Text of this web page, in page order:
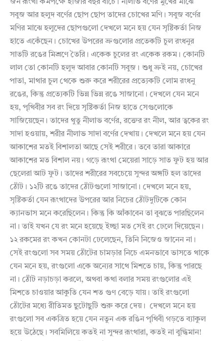
জন রূংথা কমপক্ষে হাজার বছর বাঁচে। নীলাভ বর্ণের মুখের মাঝে
সবুজ আর হলুদ বর্ণের ছোপ ছোপ তাদের চোখের মণি। সবুজ বর্ণের
মণির মাঝে হলুদের ছোপগুলো দেখলে মনে হয় যেন সৃষ্টিকর্তা নিজ
হাতে একেঁছেন। চোখের উপরের ভ্রুগুলোর প্রতেকটি চুল রংধনুর
সাতটি রঙের মিশ্রণে তৈরি। একেক চুলের রং একেক রকম। কোনটি
লাল তো কোনটি হলুদ আবার কোনটি সবুজ। শুধু ভ্রুই নয়, চোখের
পাতা, মাথার চুল থেকে শুরু করে শরীরের প্রত্যেকটি লোম রংধনু
রঙের, কিন্তু প্রত্যেকটি ভিন্ন ভিন্ন রঙে সাজানো। দেখলে যেন মনে
হয়, পৃথিবীর সব রং দিয়ে সৃষ্টিকর্তা নিজ হাতে সেগুলোকে
সাজিয়েছে্ন। তাদের থুতু নীলাভ বর্ণের, রক্তের রং নীল, আর ত্বকের রং
সাদা হওয়ায়, শরীর নীলাভ সাদা বর্ণের দেখায়। দেখলে মনে হয় যেন
আকাশের মতই বিশালতা আছে সেই শরীরে। তবে তারা আকারে
আকাশের মত বিশাল নয়। গড়ে রূংথা মেয়েরা সাড়ে সাত ফুট হয় আর
ছেলেরা আট ফুট। তাদের শরীরের সবচেয়ে সুন্দর অঙ্গটি হল তাদের
ঠোঁট। ১২টি রঙে তাদের ঠোঁটগুলো সাজানো। দেখলে মনে হয়,
সৃষ্টিকর্তা যেন রূংথাদের উপরের আর নিচের ঠোঁটদুটিকে কোন
ক্যানভাস মনে করেছিলেন। কিন্তু কি আঁকাবেন তা বুঝতে পারছিলেন
না। তাই যখন যে রং মনে হয়েছে ইচ্ছা মত সেই রং ঢেলে দিয়েছেন।
১২ রকমের রং কখন কোনটা ঢেলেছেন, তিনি নিজেও জানেন না।
সেই রংগুলো সব সময় ঠোঁটের চামড়ার নিচে এমনভাবে ভাসতে থাকে
যেন মনে হয়, রংগুলো একে অন্যের সাথে মিশতে চায়, কিন্তু পারছে
না। ঠোঁট নড়াচড়া করলে, অথবা কথা বলার সময় রংগুলোর এই
মিশতে চাওয়ার আকুতি যেন শত গুণ বেড়ে যায়। তাই রংগুলো
ঠোঁটের মধ্যে রীতিমত ছুটোছুটি শুরু করে দেয়। দেখলে মনে হয়
রংগুলো সব একত্রিত হয়ে যেন নতুন এক রঙিন পৃথিবী গড়তে ব্যাকুল
হয়ে উঠেছে। সবমিলিয়ে কতই না সুন্দর রূংথারা, কতই না বুদ্ধিমান!